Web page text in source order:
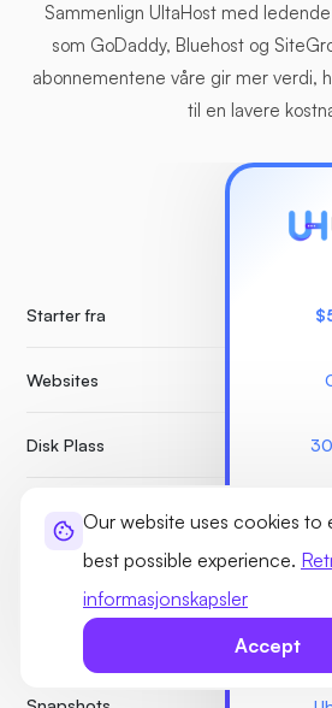
Our website uses cookies to
best possible experience.
informasjonskapsler
Accept
Sammenlign UltaHost med
som GoDaddy, Bluehost og
abonnementene våre gir mer verdi,
til en lavere
Starter fra
Websites
Disk Plass
Månedlig båndbredde